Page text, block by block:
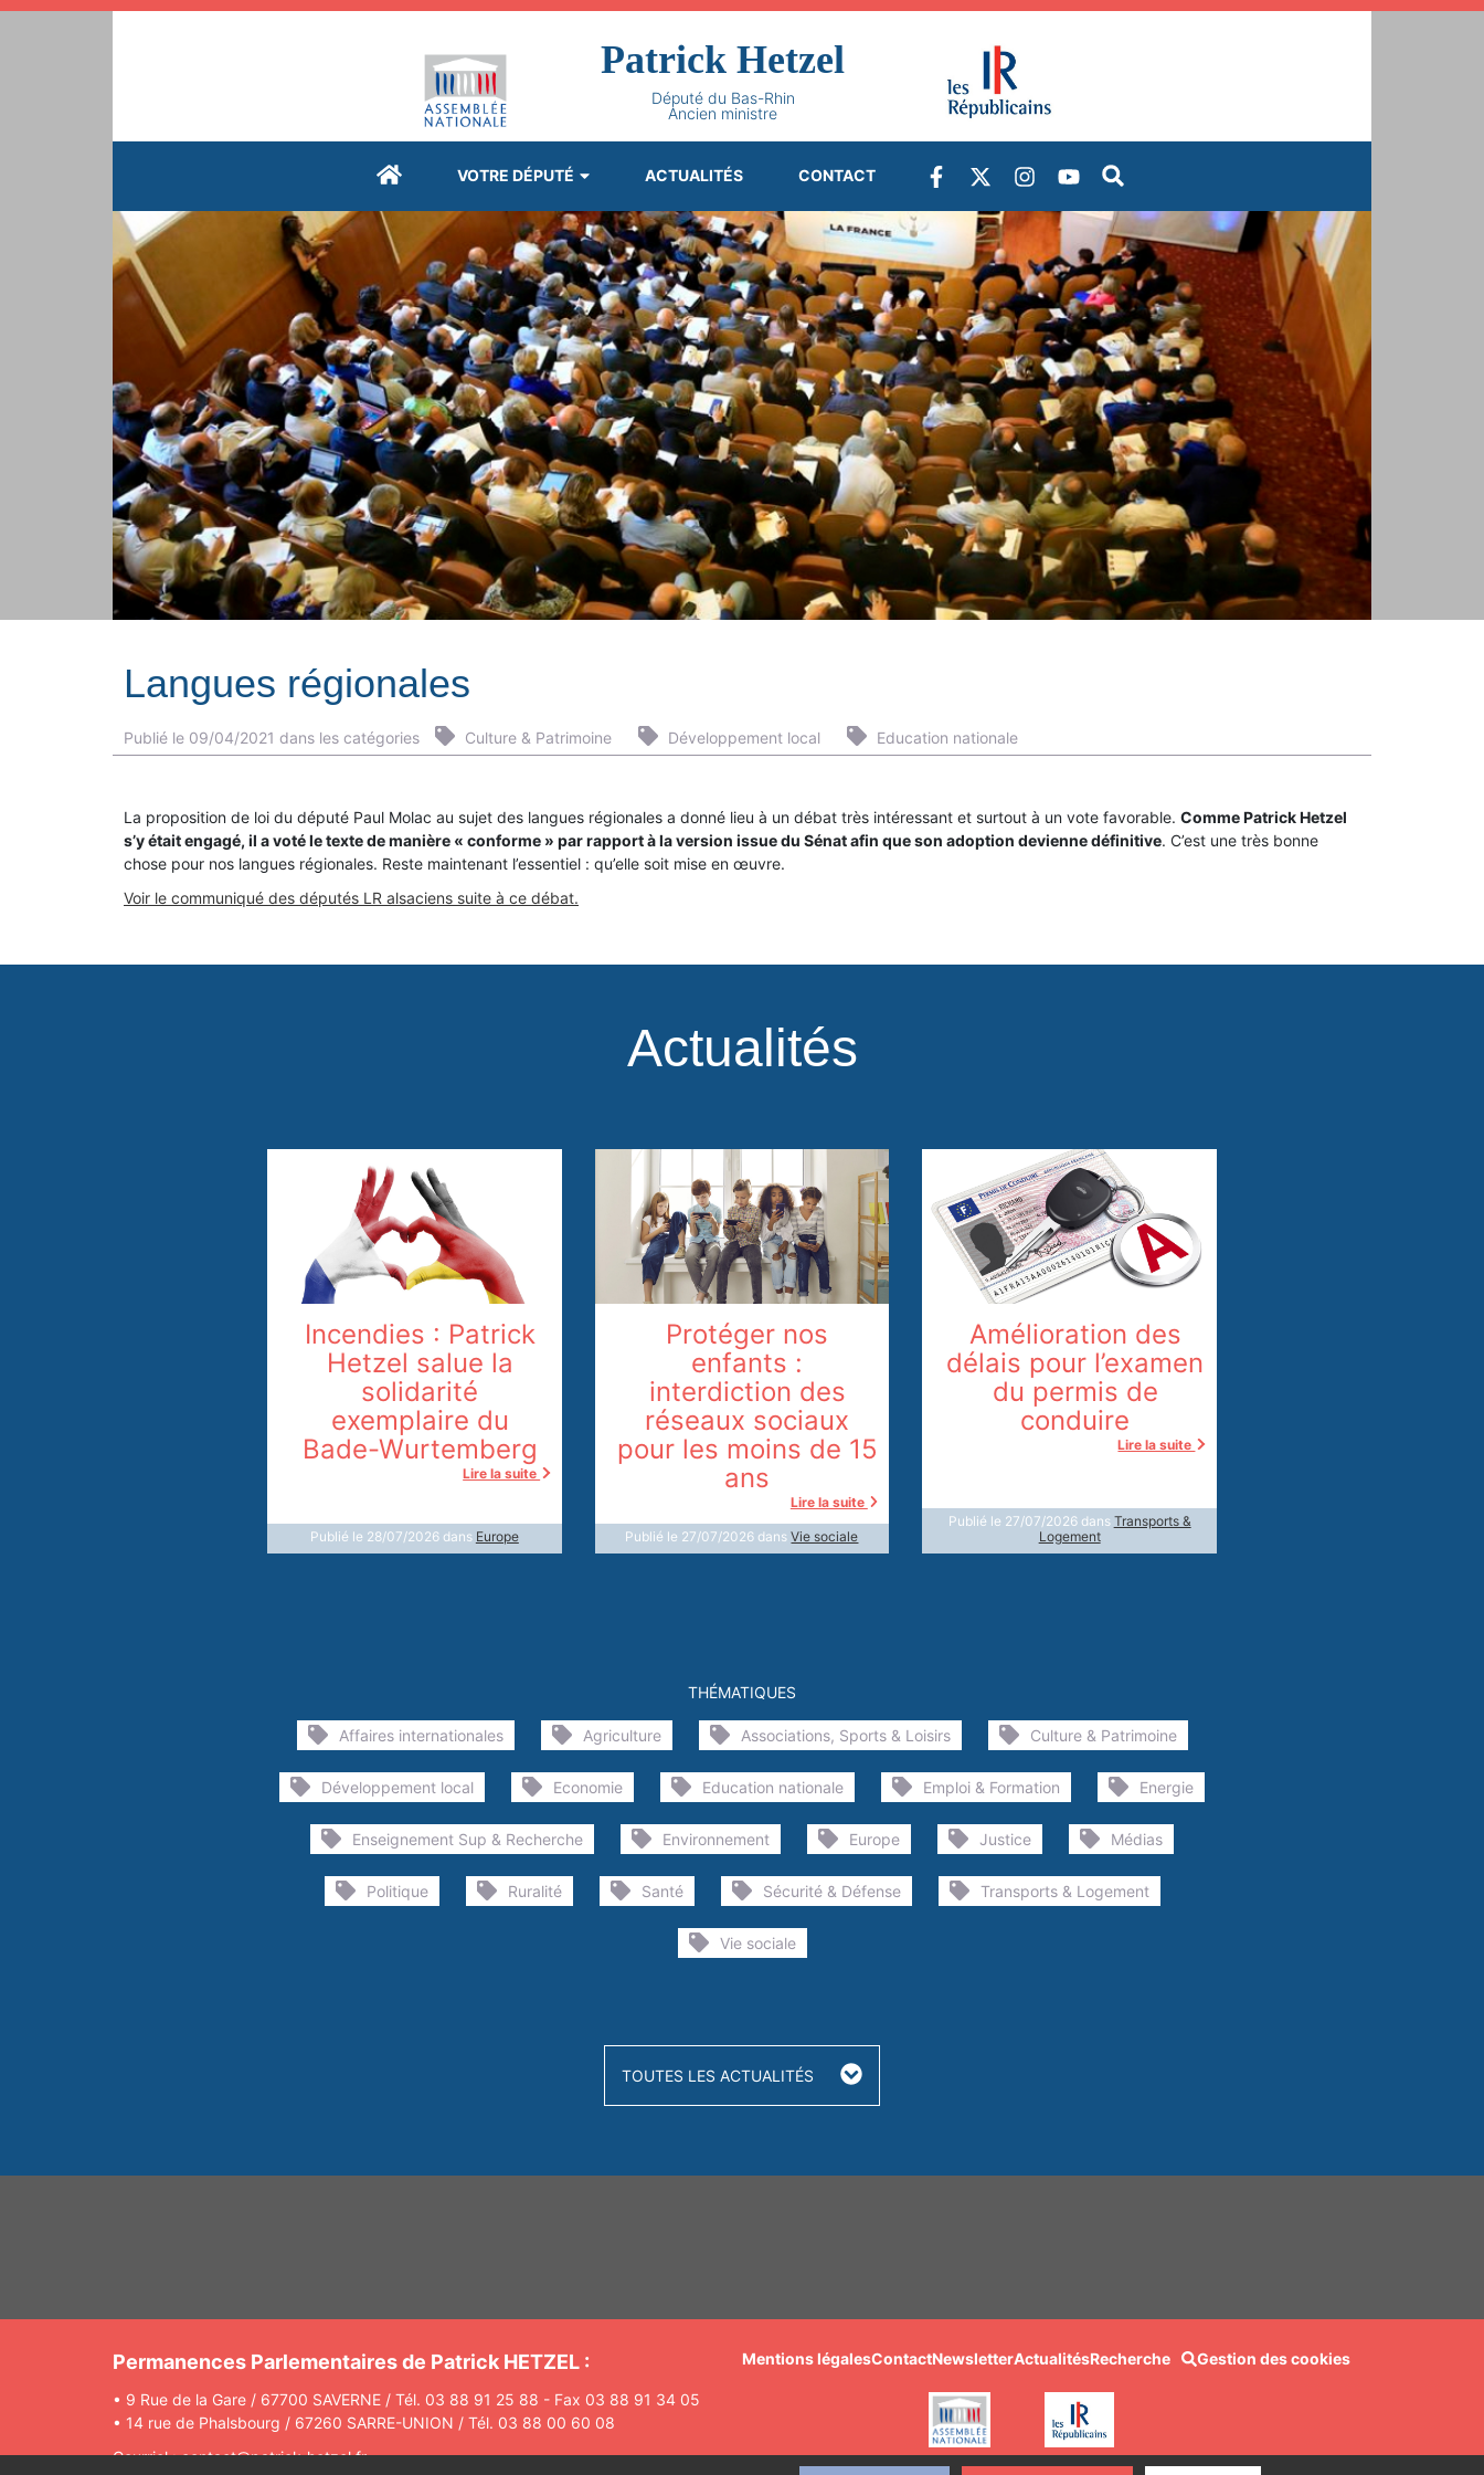
Patrick Hetzel
Député du Bas-Rhin
Ancien ministre
VOTRE DÉPUTÉ ACTUALITÉS CONTACT
Langues régionales
Publié le 09/04/2021 dans les catégories Culture & Patrimoine Développement local Education nationale
La proposition de loi du député Paul Molac au sujet des langues régionales a donné lieu à un débat très intéressant et surtout à un vote favorable. Comme Patrick Hetzel
s’y était engagé, il a voté le texte de manière « conforme » par rapport à la version issue du Sénat afin que son adoption devienne définitive. C’est une très bonne
chose pour nos langues régionales. Reste maintenant l’essentiel : qu’elle soit mise en œuvre.
Voir le communiqué des députés LR alsaciens suite à ce débat.
Actualités
Incendies : Patrick
Hetzel salue la
solidarité
exemplaire du
Bade-Wurtemberg
Lire la suite
Publié le 28/07/2026 dans Europe
Protéger nos
enfants :
interdiction des
réseaux sociaux
pour les moins de 15
ans
Lire la suite
Publié le 27/07/2026 dansVie sociale
Amélioration des
délais pour l’examen
du permis de
conduire
Lire la suite
Publié le 27/07/2026 dans Transports &
Logement
THÉMATIQUES
Affaires internationales Agriculture Associations, Sports & Loisirs Culture & Patrimoine
Développement local Economie Education nationale Emploi & Formation Energie
Enseignement Sup & Recherche Environnement Europe Justice Médias
Politique Ruralité Santé Sécurité & Défense Transports & Logement
Vie sociale
TOUTES LES ACTUALITÉS
Permanences Parlementaires de Patrick HETZEL :
• 9 Rue de la Gare / 67700 SAVERNE / Tél. 03 88 91 25 88 - Fax 03 88 91 34 05
• 14 rue de Phalsbourg / 67260 SARRE-UNION / Tél. 03 88 00 60 08
Courriel : contact@patrick-hetzel.fr
Mentions légalesContactNewsletterActualitésRecherche Gestion des cookies
Cookies management panel